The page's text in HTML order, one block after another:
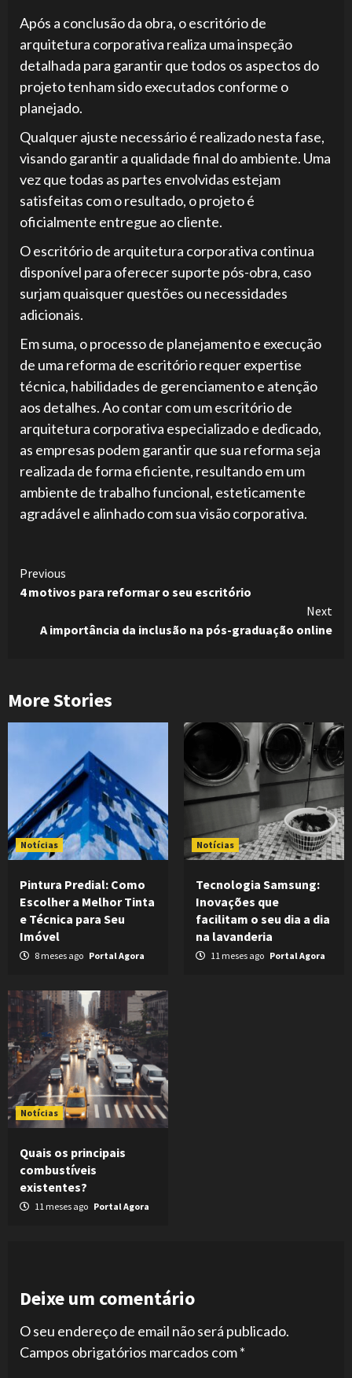
Após a conclusão da obra, o escritório de
arquitetura corporativa realiza uma inspeção
detalhada para garantir que todos os aspectos do
projeto tenham sido executados conforme o
planejado.
Qualquer ajuste necessário é realizado nesta fase,
visando garantir a qualidade final do ambiente. Uma
vez que todas as partes envolvidas estejam
satisfeitas com o resultado, o projeto é
oficialmente entregue ao cliente.
O escritório de arquitetura corporativa continua
disponível para oferecer suporte pós-obra, caso
surjam quaisquer questões ou necessidades
adicionais.
Em suma, o processo de planejamento e execução
de uma reforma de escritório requer expertise
técnica, habilidades de gerenciamento e atenção
aos detalhes. Ao contar com um escritório de
arquitetura corporativa especializado e dedicado,
as empresas podem garantir que sua reforma seja
realizada de forma eficiente, resultando em um
ambiente de trabalho funcional, esteticamente
agradável e alinhado com sua visão corporativa.
Continue
Reading
Previous
4 motivos para reformar o seu escritório
Next
A importância da inclusão na pós-graduação online
More Stories
Notícias
Pintura Predial: Como
Escolher a Melhor Tinta
e Técnica para Seu
Imóvel
8 meses ago Portal Agora
Notícias
Tecnologia Samsung:
Inovações que
facilitam o seu dia a dia
na lavanderia
11 meses ago Portal Agora
Notícias
Quais os principais
combustíveis
existentes?
11 meses ago Portal Agora
Deixe um comentário
O seu endereço de email não será publicado.
Campos obrigatórios marcados com*